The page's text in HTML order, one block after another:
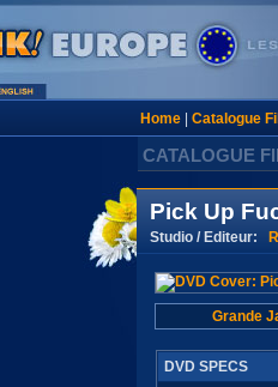
Home| Catalogue
CATALOGUE
Pick Up
Studio / Editeur:
Grande
DVD SPECS